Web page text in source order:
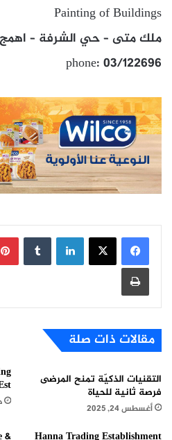
Painting of Buildings
ملك متى – حي الشرفة –
phone: 03/122696
لينكدإن
طباعة
مقالات ذات صلة
التقنيات الذكيّة تمنح المرضى
فرصة ثانية للحياة
أغسطس 24, 2025